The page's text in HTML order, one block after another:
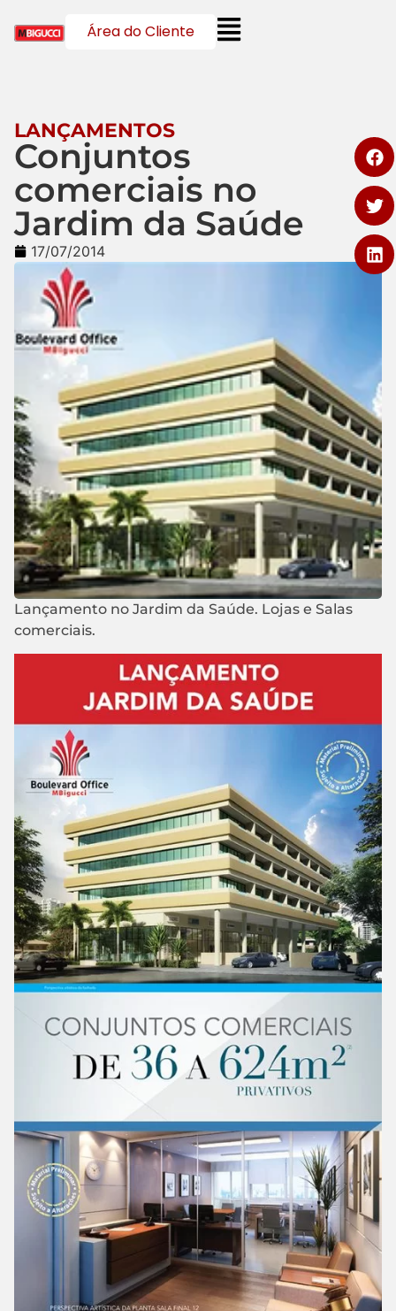
Área do Cliente
LANÇAMENTOS
Conjuntos
comerciais no
Jardim da Saúde
17/07/2014
Lançamento no Jardim da Saúde. Lojas e Salas
comerciais.